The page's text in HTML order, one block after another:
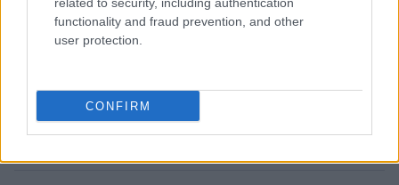
functionality and fraud prevention, and other
user protection.
CONFIRM
Ολυμπιακός: Ο φορ Ουγκάλντε, τα φαβορί στα χαφ (Κάσερες,